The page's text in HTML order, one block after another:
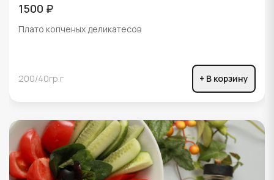
1500 ₽
Плато копченых деликатесов
200/40гр г + В корзину